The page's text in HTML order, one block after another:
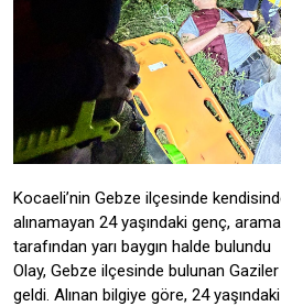
Kocaeli’nin Gebze ilçesinde
alınamayan 24 yaşındaki genç,
tarafından yarı baygın halde bulundu
Olay, Gebze ilçesinde bulunan
geldi. Alınan bilgiye göre, 24